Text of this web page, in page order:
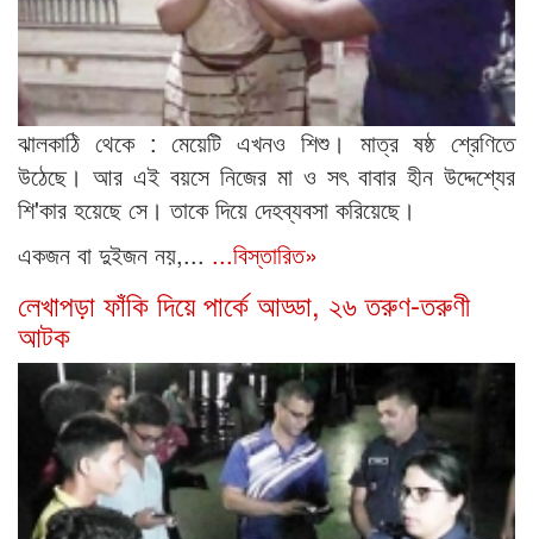
ঝালকাঠি থেকে : মেয়েটি এখনও শিশু। মাত্র ষষ্ঠ শ্রেণিতে
উঠেছে। আর এই বয়সে নিজের মা ও সৎ বাবার হীন উদ্দেশ্যের
শি'কার হয়েছে সে। তাকে দিয়ে দেহব্যবসা করিয়েছে।
একজন বা দুইজন নয়,... ...বিস্তারিত»
লেখাপড়া ফাঁকি দিয়ে পার্কে আড্ডা, ২৬ তরুণ-তরুণী
আটক